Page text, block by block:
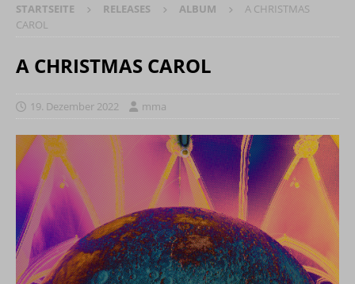
STARTSEITE RELEASES ALBUM
A CHRISTMAS
CAROL
A CHRISTMAS CAROL
19. Dezember 2022 mma